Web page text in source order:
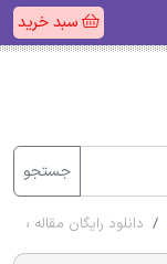
سبد خرید
جستجو
دانلود رایگان مقاله به